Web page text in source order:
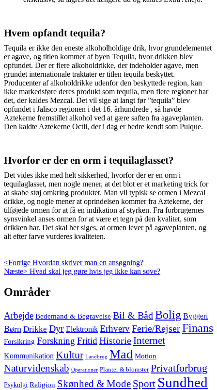
Hvem opfandt tequila?
Tequila er ikke den eneste alkoholholdige drik, hvor grundelementet
er agave, og titlen kommer af byen Tequila, hvor drikken blev
opfundet. Der er flere alkoholdrikke, der indeholder agave, men
grundet internationale traktater er titlen tequila beskyttet.
Producenter af alkoholdrikke udenfor den beskyttede region, kan
ikke markedsføre deres produkt som tequila, men flere regioner har
det, der kaldes Mezcal. Det vil sige at langt før ”tequila” blev
opfundet i Jalisco regionen i det 16. århundrede , så havde
Aztekerne fremstillet alkohol ved at gære saften fra agaveplanten.
Den kaldte Aztekerne Octli, der i dag er bedre kendt som Pulque.
Hvorfor er der en orm i tequilaglasset?
Det vides ikke med helt sikkerhed, hvorfor der er en orm i
tequilaglasset, men nogle mener, at det blot er et marketing trick for
at skabe støj omkring produktet. Man vil typisk se ormen i Mezcal
drikke, og nogle mener at oprindelsen kommer fra Aztekerne, der
tilføjede ormen for at få en indikation af styrken. Fra forbrugernes
synsvinkel anses ormen for at være et tegn på den kvalitet, som
drikken har. Det skal her siges, at ormen lever på agaveplanten, og
alt efter farve vurderes kvaliteten.
Indlægsnavigation
<Forrige Previous
post:
Hvordan skriver man en ansøgning?
Næste> Next
Hvad skal jeg gøre hvis jeg ikke kan sove?
Skip
to
Områder
Arbejde Bedemand & Begravelse Bil & Båd Bolig Byggeri
Børn Drikke Dyr Elektronik ErhvervFerie/RejserFinans
Forsikring Forskning Fritid HistorieInternet
Kommunikation Kultur Landbrug Mad Motion
Naturvidenskab Operationer Planter & blomster Privatforbrug
Psykolgi Religion Skønhed & Mode Sport Sundhed